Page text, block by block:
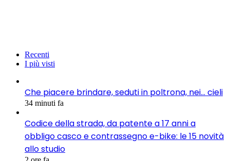
Recenti
I più visti
Che piacere brindare, seduti in poltrona, nei… cieli
34 minuti fa
Codice della strada, da patente a 17 anni a
obbligo casco e contrassegno e-bike: le 15 novità
allo studio